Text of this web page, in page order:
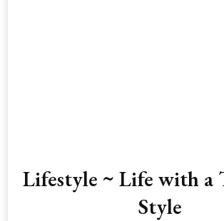
Lifestyle ~ Life with a
Style